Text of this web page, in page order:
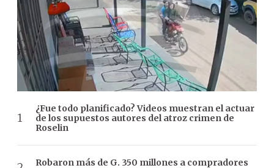
¿Fue todo planificado? Videos muestran el actuar
de los supuestos autores del atroz crimen de
Roselin
Robaron más de G. 350 millones a compradores